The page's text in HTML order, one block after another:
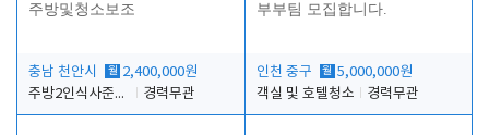
주방및청소보조
충남 천안시 월 2,400,000원
주방2인식사준비및청소린렌보조
경력무관
부부팀 모집합니다.
인천 중구 월 5,000,000원
객실 및 호텔청소
경력무관